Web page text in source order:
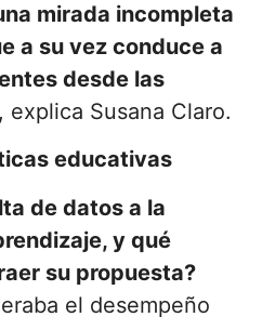
mirada incompleta
a su vez conduce a
desde las
, explica Susana Claro.
educativas
de datos a la
y qué
su propuesta?
el desempeño